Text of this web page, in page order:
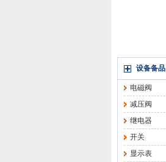
设备备品
电磁阀
减压阀
继电器
开关
显示表